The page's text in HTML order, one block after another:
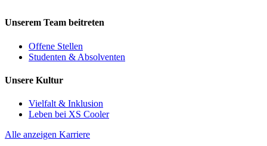
Unserem Team beitreten
Offene Stellen
Studenten & Absolventen
Unsere Kultur
Vielfalt & Inklusion
Leben bei XS Cooler
Alle anzeigen Karriere